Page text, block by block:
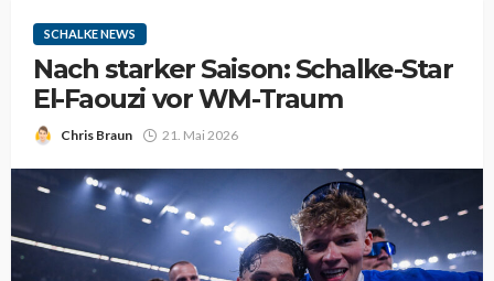
SCHALKE NEWS
Nach starker Saison: Schalke-Star
El-Faouzi vor WM-Traum
Chris Braun 21. Mai 2026